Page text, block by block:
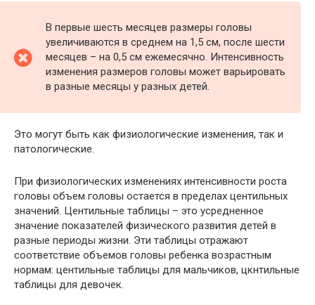
В первые шесть месяцев размеры головы
увеличиваются в среднем на 1,5 см, после шести
месяцев – на 0,5 см ежемесячно. Интенсивность
изменения размеров головы может варьировать
в разные месяцы у разных детей.
Это могут быть как физиологические изменения, так и
патологические.
При физиологических изменениях интенсивности роста
головы объем головы остается в пределах центильных
значений. Центильные таблицы – это усредненное
значение показателей физического развития детей в
разные периоды жизни. Эти таблицы отражают
соответствие объемов головы ребенка возрастным
нормам: центильные таблицы для мальчиков, цкнтильные
таблицы для девочек.